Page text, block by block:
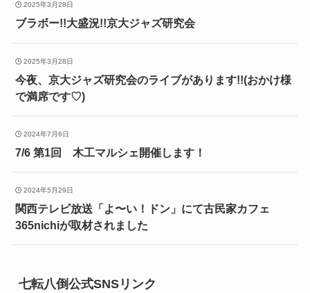
2025年3月28日
ブラボー!!大盛況!!京大ジャズ研究会
2025年3月28日
今夜、京大ジャズ研究会のライブがあります!!(おかけ様
で満席です♡)
2024年7月6日
7/6 第1回 木工マルシェ開催します！
2024年5月29日
関西テレビ放送「よ〜い！ドン」にて古民家カフェ
365nichiが取材されました
七転八倒公式SNSリンク